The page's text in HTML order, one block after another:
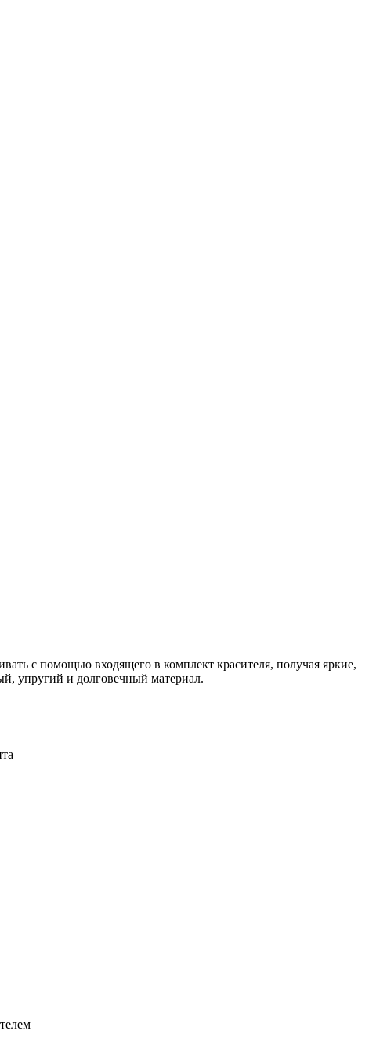
с помощью входящего в комплект красителя, получая яркие,
упругий и долговечный материал.